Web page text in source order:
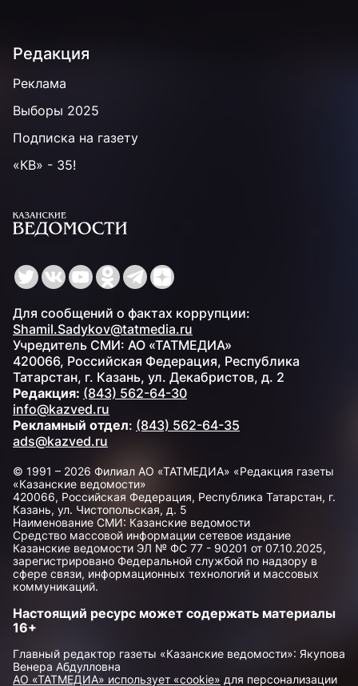
Редакция
Реклама
Выборы 2025
Подписка на газету
«КВ» - 35!
Для сообщений о фактах коррупции:
Shamil.Sadykov@tatmedia.ru
Учредитель СМИ: АО «ТАТМЕДИА»
420066, Российская Федерация, Республика
Татарстан, г. Казань, ул. Декабристов, д. 2
Редакция: (843) 562-64-30
info@kazved.ru
Рекламный отдел: (843) 562-64-35
ads@kazved.ru
© 1991 – 2026 Филиал АО «ТАТМЕДИА» «Редакция газеты
«Казанские ведомости»
420066, Российская Федерация, Республика Татарстан, г.
Казань, ул. Чистопольская, д. 5
Наименование СМИ: Казанские ведомости
Средство массовой информации сетевое издание
Казанские ведомости ЭЛ № ФС 77 - 90201 от 07.10.2025,
зарегистрировано Федеральной службой по надзору в
сфере связи, информационных технологий и массовых
коммуникаций.
Настоящий ресурс может содержать материалы
16+
Главный редактор газеты «Казанские ведомости»: Якупова
Венера Абдулловна
АО «ТАТМЕДИА» использует «cookie» для персонализации